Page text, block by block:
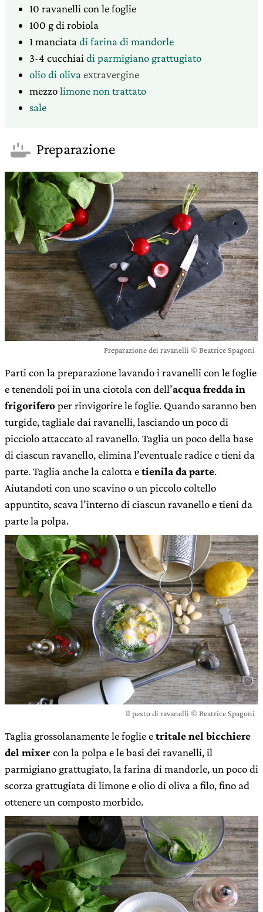
10 ravanelli con le foglie
100 gdi robiola
1 manciata di farina di mandorle
3-4 cucchiai di parmigiano grattugiato
olio di oliva extravergine
mezzolimone non trattato
sale
Preparazione
Preparazione dei ravanelli © Beatrice Spagoni
Parti con la preparazione lavando i ravanelli con le foglie
e tenendoli poi in una ciotola con dell’acqua fredda in
frigoriferoper rinvigorire le foglie. Quando saranno ben
turgide, tagliale dai ravanelli, lasciando un poco di
picciolo attaccato al ravanello. Taglia un poco della base
di ciascun ravanello, elimina l’eventuale radice e tieni da
parte. Taglia anche la calotta etienila da parte.
Aiutandoti con uno scavino o un piccolo coltello
appuntito, scava l’interno di ciascun ravanello e tieni da
parte la polpa.
Il pesto di ravanelli © Beatrice Spagoni
Taglia grossolanamente le foglie etritale nel bicchiere
del mixercon la polpa e le basi dei ravanelli, il
parmigiano grattugiato, la farina di mandorle, un poco di
scorza grattugiata di limone e olio di oliva a filo, fino ad
ottenere un composto morbido.